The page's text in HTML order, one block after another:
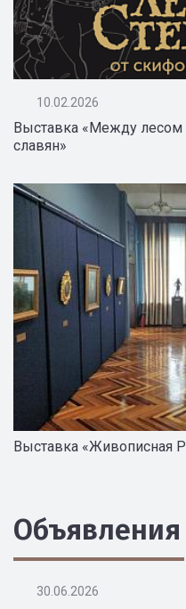
10.02.2026
Выставка «Между лесом
славян»
Выставка «Живописная
Объявления
30.06.2026